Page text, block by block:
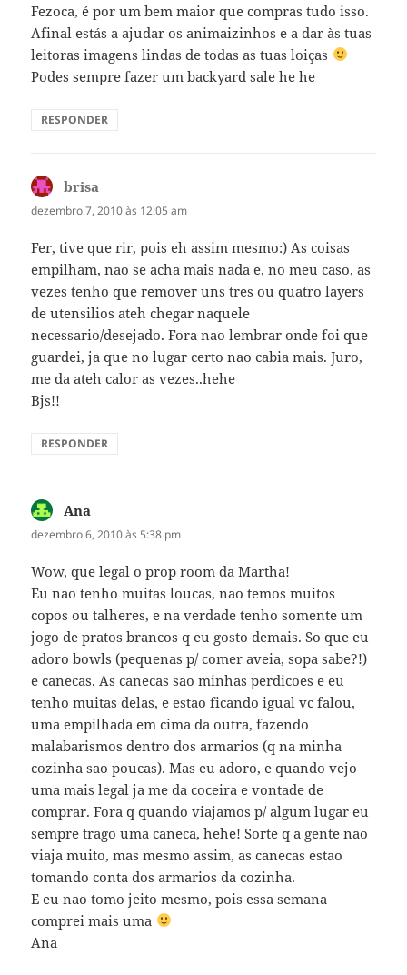
Fezoca, é por um bem maior que compras tudo isso.
Afinal estás a ajudar os animaizinhos e a dar às tuas
leitoras imagens lindas de todas as tuas loiças
Podes sempre fazer um backyard sale he he
RESPONDER
brisa
dezembro 7, 2010 às 12:05 am
Fer, tive que rir, pois eh assim mesmo:) As coisas
empilham, nao se acha mais nada e, no meu caso, as
vezes tenho que remover uns tres ou quatro layers
de utensilios ateh chegar naquele
necessario/desejado. Fora nao lembrar onde foi que
guardei, ja que no lugar certo nao cabia mais. Juro,
me da ateh calor as vezes..hehe
Bjs!!
RESPONDER
Ana
dezembro 6, 2010 às 5:38 pm
Wow, que legal o prop room da Martha!
Eu nao tenho muitas loucas, nao temos muitos
copos ou talheres, e na verdade tenho somente um
jogo de pratos brancos q eu gosto demais. So que eu
adoro bowls (pequenas p/ comer aveia, sopa sabe?!)
e canecas. As canecas sao minhas perdicoes e eu
tenho muitas delas, e estao ficando igual vc falou,
uma empilhada em cima da outra, fazendo
malabarismos dentro dos armarios (q na minha
cozinha sao poucas). Mas eu adoro, e quando vejo
uma mais legal ja me da coceira e vontade de
comprar. Fora q quando viajamos p/ algum lugar eu
sempre trago uma caneca, hehe! Sorte q a gente nao
viaja muito, mas mesmo assim, as canecas estao
tomando conta dos armarios da cozinha.
E eu nao tomo jeito mesmo, pois essa semana
comprei mais uma
Ana